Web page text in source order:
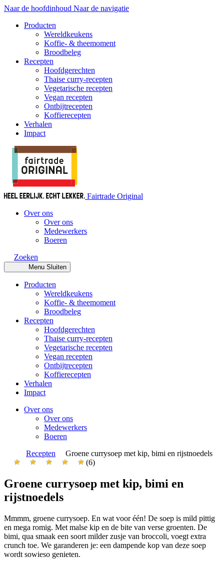
Naar de hoofdinhoud Naar de navigatie
Producten
Wereldkeukens
Koffie- & theemoment
Broodbeleg
Recepten
Hoofdgerechten
Thaise curry-recepten
Vegetarische recepten
Vegan recepten
Ontbijtrecepten
Koffierecepten
Verhalen
Impact
Fairtrade Original
Over ons
Over ons
Medewerkers
Boeren
Zoeken
Menu Sluiten
Producten
Wereldkeukens
Koffie- & theemoment
Broodbeleg
Recepten
Hoofdgerechten
Thaise curry-recepten
Vegetarische recepten
Vegan recepten
Ontbijtrecepten
Koffierecepten
Verhalen
Impact
Over ons
Over ons
Medewerkers
Boeren
Recepten
Groene currysoep met kip, bimi en rijstnoedels
(6)
Groene currysoep met kip, bimi en
rijstnoedels
Mmmm, groene currysoep. En wat voor één! De soep is mild pittig
en mega romig. Met malse kip en de bite van verse groenten. De
bimi, qua smaak een soort milder zusje van broccoli, voegt extra
crunch toe. We garanderen je: een dampende kop van deze soep
wordt sowieso genieten.